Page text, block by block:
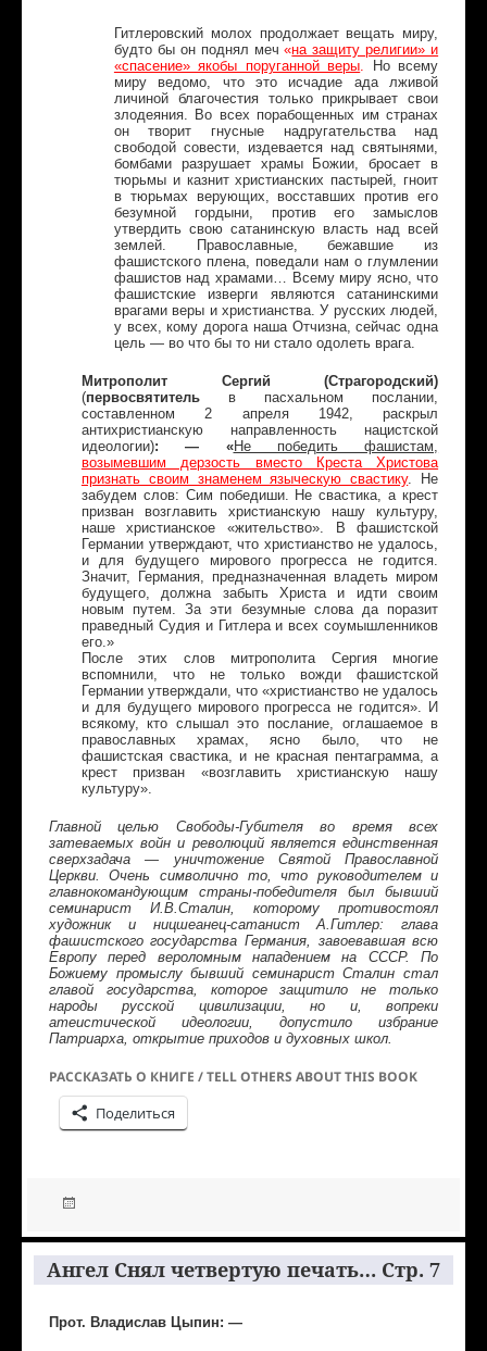
Гитлеровский молох продолжает вещать миру,
будто бы он поднял меч «на защиту религии» и
«спасение» якобы поруганной веры
Но всему
миру ведомо, что это исчадие ада лживой
личиной благочестия только прикрывает свои
злодеяния. Во всех порабощенных им странах
он творит гнусные надругательства над
свободой совести, издевается над святынями,
бомбами разрушает храмы Божии, бросает в
тюрьмы и казнит христианских пастырей, гноит
в тюрьмах верующих, восставших против его
безумной гордыни, против его замыслов
утвердить свою сатанинскую власть над всей
землей. Православные, бежавшие из
фашистского плена, поведали нам о глумлении
фашистов над храмами… Всему миру ясно, что
фашистские изверги являются сатанинскими
врагами веры и христианства. У русских людей,
у всех, кому дорога наша Отчизна, сейчас одна
цель — во что бы то ни стало одолеть врага.
Митрополит Сергий (Страгородский)
(первосвятитель в пасхальном послании,
составленном 2 апреля 1942,
раскрыл
антихристианскую направленность нацистской
идеологии): — «Не победить фашистам,
возымевшим дерзость вместо Креста Христова
признать своим знаменем языческую свастику. Не
забудем слов: Сим победиши. Не свастика, а крест
призван возглавить христианскую нашу культуру,
наше христианское «жительство». В фашистской
Германии утверждают, что христианство не удалось,
и для будущего мирового прогресса не годится.
Значит, Германия, предназначенная владеть миром
будущего, должна забыть Христа и идти своим
новым путем. За эти безумные слова да поразит
праведный Судия и Гитлера и всех соумышленников
его.»
После этих слов митрополита Сергия многие
вспомнили, что не только вожди фашистской
Германии утверждали, что «христианство не удалось
и для будущего мирового прогресса не годится». И
всякому, кто слышал это послание, оглашаемое в
православных храмах, ясно было, что не
фашистская свастика, и не красная пентаграмма, а
крест призван «возглавить христианскую нашу
культуру».
Главной целью Свободы-Губителя во время всех
затеваемых войн и революций является единственная
сверхзадача — уничтожение Святой Православной
Церкви. Очень символично то, что руководителем и
главнокомандующим страны-победителя был бывший
семинарист И.В.Сталин, которому противостоял
художник и ницшеанец-сатанист А.Гитлер: глава
фашистского государства Германия, завоевавшая всю
Европу перед вероломным нападением на СССР. По
Божиему промыслу бывший семинарист Сталин стал
главой государства, которое защитило не только
народы русской цивилизации, но и, вопреки
атеистической идеологии, допустило избрание
Патриарха, открытие приходов и духовных школ.
РАССКАЗАТЬ О КНИГЕ / TELL OTHERS ABOUT THIS BOOK
Поделиться
Ангел Снял четвертую печать… Стр. 7
Прот. Владислав Цыпин: —